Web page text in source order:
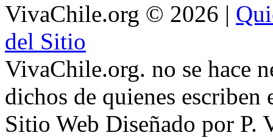
VivaChile.org © 2026 |
del Sitio
VivaChile.org. no se hace
dichos de quienes escriben
Sitio Web Diseñado por